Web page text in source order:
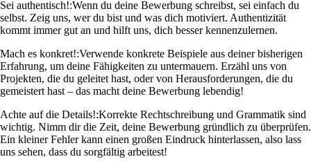
Sei authentisch!:Wenn du deine Bewerbung schreibst, sei einfach du
selbst. Zeig uns, wer du bist und was dich motiviert. Authentizität
kommt immer gut an und hilft uns, dich besser kennenzulernen.
Mach es konkret!:Verwende konkrete Beispiele aus deiner bisherigen
Erfahrung, um deine Fähigkeiten zu untermauern. Erzähl uns von
Projekten, die du geleitet hast, oder von Herausforderungen, die du
gemeistert hast – das macht deine Bewerbung lebendig!
Achte auf die Details!:Korrekte Rechtschreibung und Grammatik sind
wichtig. Nimm dir die Zeit, deine Bewerbung gründlich zu überprüfen.
Ein kleiner Fehler kann einen großen Eindruck hinterlassen, also lass
uns sehen, dass du sorgfältig arbeitest!